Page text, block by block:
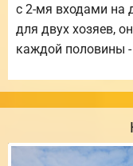
с 2-мя входами на
для двух хозяев,
каждой половины -